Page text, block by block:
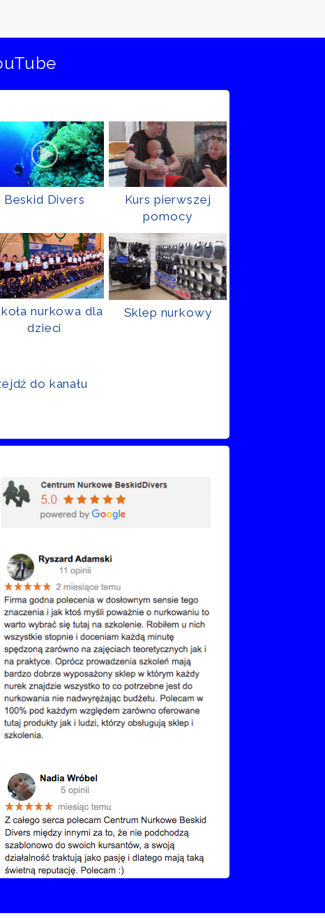
Beskid Divers
Kurs pierwszej
pomocy
nurkowa dla
dzieci
Sklep nurkowy
do kanału